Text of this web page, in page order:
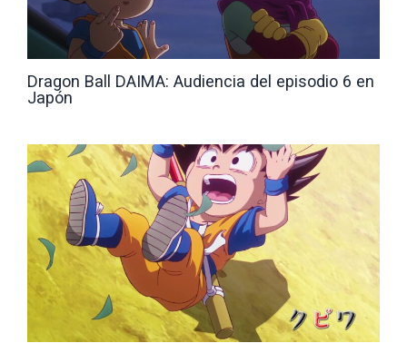
Dragon Ball DAIMA: Audiencia del episodio 6 en
Japón